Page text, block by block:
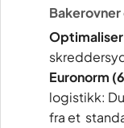
Euronorm
logistikk:
fra et